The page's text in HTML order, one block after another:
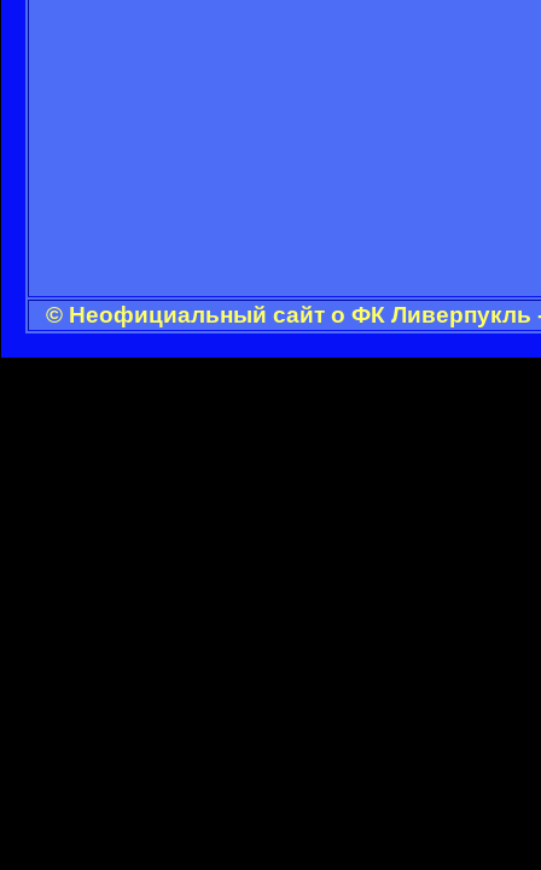
© Неофициальный сайт о ФК Ливерпукль